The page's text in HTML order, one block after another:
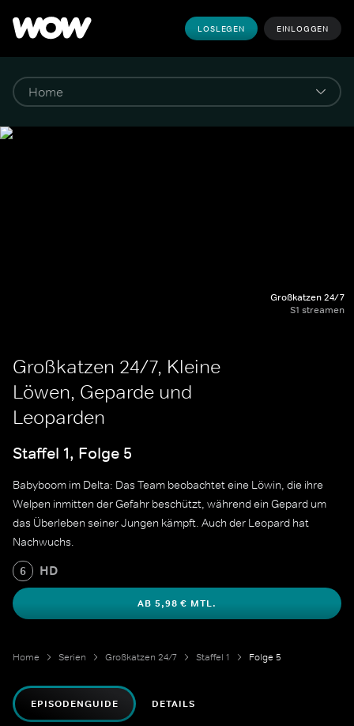
LOSLEGEN EINLOGGEN
Großkatzen 24/7
S1 streamen
Großkatzen 24/7, Kleine
Löwen, Geparde und
Leoparden
Staffel 1, Folge 5
Babyboom im Delta: Das Team beobachtet eine Löwin, die ihre
Welpen inmitten der Gefahr beschützt, während ein Gepard um
das Überleben seiner Jungen kämpft. Auch der Leopard hat
Nachwuchs.
6 HD
AB 5,98 € MTL.
Home Serien Großkatzen 24/7 Staffel 1 Folge 5
EPISODENGUIDE DETAILS